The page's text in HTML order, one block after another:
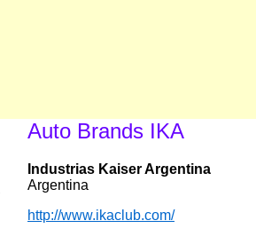
Auto Brands IKA
Industrias Kaiser Argentina
Argentina
http://www.ikaclub.com/